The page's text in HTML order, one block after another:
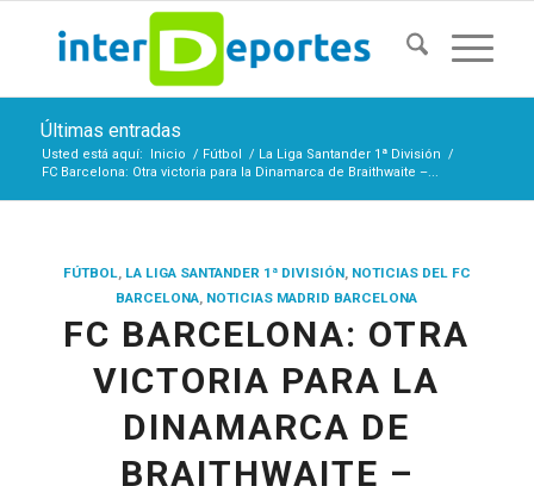
Últimas entradas
Usted está aquí: Inicio / Fútbol / La Liga Santander 1ª División /
FC Barcelona: Otra victoria para la Dinamarca de Braithwaite –...
FÚTBOL, LA LIGA SANTANDER 1ª DIVISIÓN, NOTICIAS DEL FC
BARCELONA, NOTICIAS MADRID BARCELONA
FC BARCELONA: OTRA
VICTORIA PARA LA
DINAMARCA DE
BRAITHWAITE –